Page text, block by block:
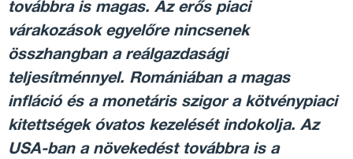
továbbra is magas. Az erős piaci
várakozások egyelőre nincsenek
összhangban a reálgazdasági
teljesítménnyel. Romániában a magas
infláció és a monetáris szigor a kötvénypiaci
kitettségek óvatos kezelését indokolja. Az
USA-ban a növekedést továbbra is a